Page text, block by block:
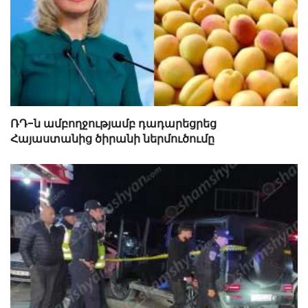
ՌԴ-ն ամբողջությամբ դադարեցրեց
Հայաստանից ծիրանի ներմուծումը